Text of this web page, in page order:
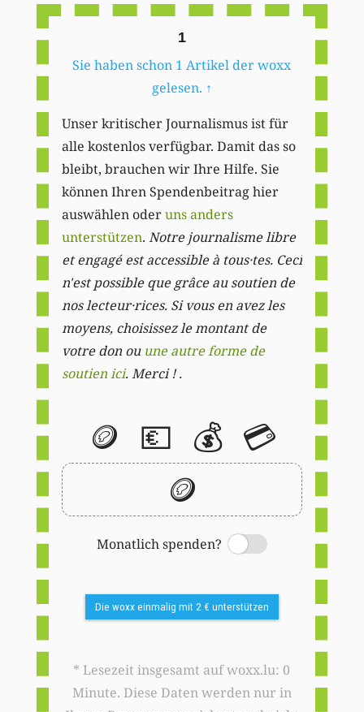
1
Sie haben schon 1 Artikel der woxx
gelesen. ↑
Unser kritischer Journalismus ist für
alle kostenlos verfügbar. Damit das so
bleibt, brauchen wir Ihre Hilfe. Sie
können Ihren Spendenbeitrag hier
auswählen oderuns anders
unterstützen. Notre journalisme libre
et engagé est accessible à tous·tes. Ceci
n'est possible que grâce au soutien de
nos lecteur·rices. Si vous en avez les
moyens, choisissez le montant de
votre don ou une autre forme de
soutien ici. Merci ! .
🪙 💶 💰 💳
🪙
Monatlich spenden?
Switch
Die woxx einmalig mit 2 € unterstützen
* Lesezeit insgesamt auf woxx.lu: 0
Minute. Diese Daten werden nur in